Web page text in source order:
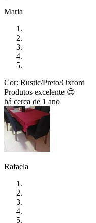
Maria
Cor: Rustic/Preto/Oxford
Produtos excelente 😍
há cerca de 1 ano
Rafaela